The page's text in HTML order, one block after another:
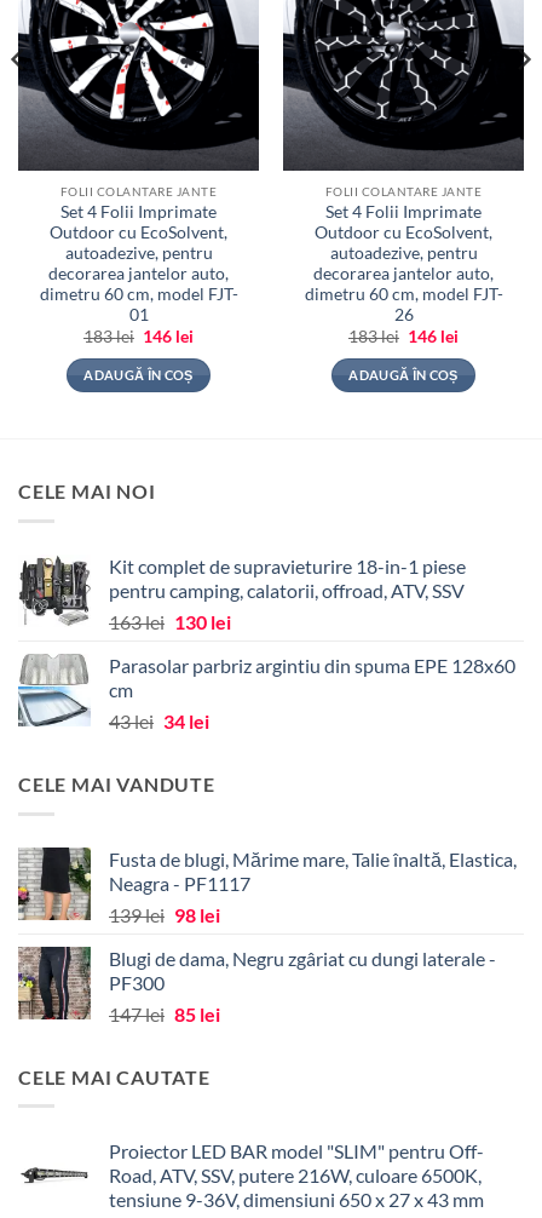
FOLII COLANTARE JANTE
Set 4 Folii Imprimate
Outdoor cu EcoSolvent,
autoadezive, pentru
decorarea jantelor auto,
dimetru 60 cm, model FJT-
01
183lei Prețul
a
fost:
183 lei.
146 lei
este:
146 lei.
ADAUGĂ ÎN COȘ
FOLII COLANTARE JANTE
Set 4 Folii Imprimate
Outdoor cu EcoSolvent,
autoadezive, pentru
decorarea jantelor auto,
dimetru 60 cm, model FJT-
26
183lei Prețul
a
fost:
183 lei.
146 lei
este:
146 lei.
ADAUGĂ ÎN COȘ
CELE MAI NOI
Kit complet de supravieturire 18-in-1 piese
pentru camping, calatorii, offroad, ATV, SSV
163lei Prețul
a
163 lei.
130 leiPrețul
este:
Parasolar parbriz argintiu din spuma EPE 128x60
cm
43lei Prețul
fost:
34 leiPrețul
34 lei.
CELE MAI VANDUTE
Fusta de blugi, Mărime mare, Talie înaltă, Elastica,
Neagra - PF1117
139lei Prețul
a
139 lei.
98 leiPrețul
este:
Blugi de dama, Negru zgâriat cu dungi laterale -
PF300
147lei Prețul
fost:
85 leiPrețul
CELE MAI CAUTATE
Proiector LED BAR model "SLIM" pentru Off-
Road, ATV, SSV, putere 216W, culoare 6500K,
tensiune 9-36V, dimensiuni 650 x 27 x 43 mm